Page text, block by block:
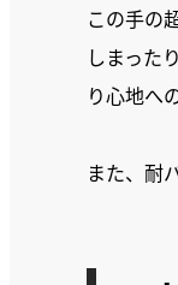
この手の
しまった
り心地へ
また、耐